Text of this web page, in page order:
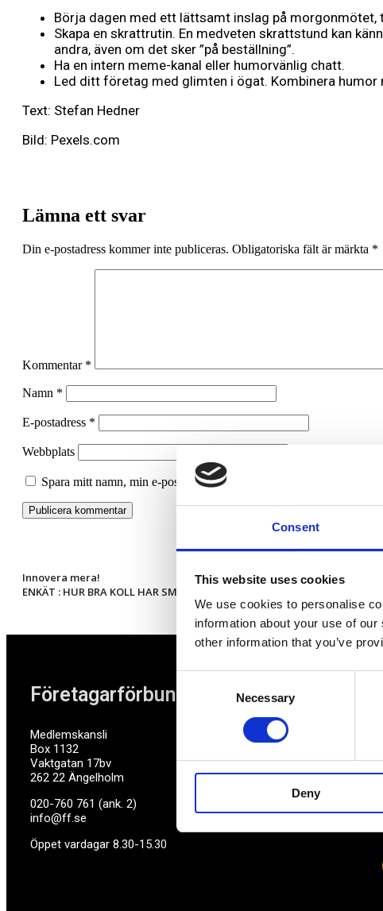
Consent
This website uses cookies
We use cookies to personalise
information about your use of
other information that you’ve
Necessary
Deny
Börja dagen med ett lättsamt inslag på
Skapa en skrattrutin. En medveten skrattstund kan
andra, även om det sker ”på beställning”.
Ha en intern meme-kanal eller humorvänlig chatt.
Led ditt företag med glimten i ögat. Kombinera humor
Text: Stefan Hedner
Bild: Pexels.com
Lämna ett svar
Din e-postadress kommer inte publiceras. Obligatoriska fält är märkta *
Kommentar *
Namn *
E-postadress *
Webbplats
Spara mitt namn, min e-postadress och webbplats i denna
Innovera mera!
ENKÄT : HUR BRA KOLL HAR SMÅFÖRETAGARNA PÅ REGELVERKET?
Företagarförbundet
Medlemskansli
Box 1132
Vaktgatan 17bv
262 22 Ängelholm
020-760 761 (ank. 2)
info@ff.se
Öppet vardagar 8.30-15.30